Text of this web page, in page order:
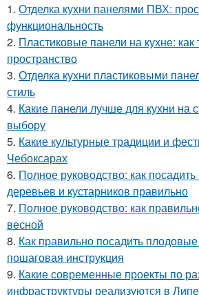
1. Отделка кухни панелями ПВХ:
функциональность
2. Пластиковые панели на кухне:
пространство
3. Отделка кухни пластиковыми
стиль
4. Какие панели лучше для кухни на
выбору
5. Какие культурные традиции и
Чебоксарах
6. Полное руководство: как
деревьев и кустарников правильно
7. Полное руководство: как
весной
8. Как правильно посадить
пошаговая инструкция
9. Какие современные проекты по
инфраструктуры реализуются в